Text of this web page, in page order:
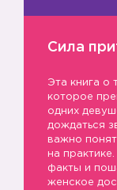
Сила
Эта книга о
которое
одних
дождаться
важно
на
факты и
женское